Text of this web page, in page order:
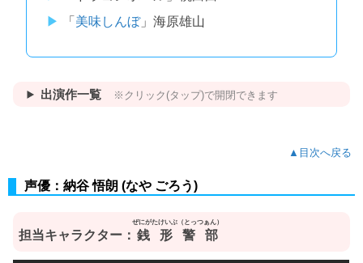
「 美味しんぼ」海原雄山
出演作一覧 ※クリック(タップ)で開閉できます
▲目次へ戻る
声優：納谷 悟朗 (なや ごろう)
担当キャラクター： 銭形警部
ぜにがたけいぶ（とっつぁん）